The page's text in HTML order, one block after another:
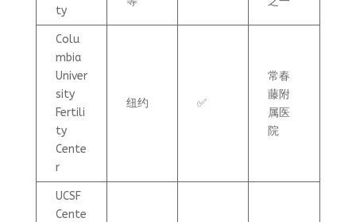
ty
Colu
mbia
Univer
sity
Fertili
ty
Cente
r
纽约 ✅
常春
藤附
属医
院
UCSF
Cente